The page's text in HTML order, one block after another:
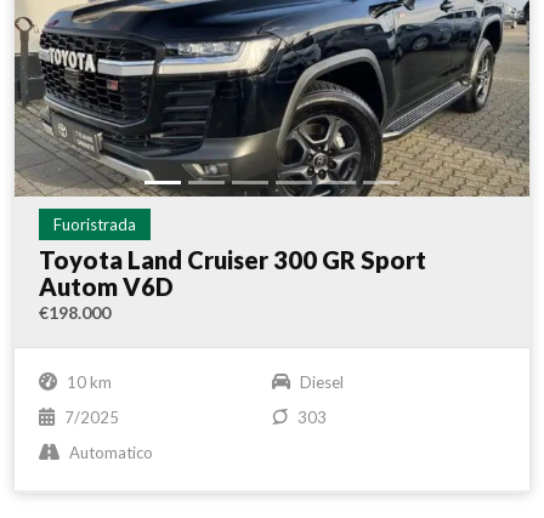
Fuoristrada
Toyota Land Cruiser 300 GR Sport
Autom V6D
€198.000
10 km
Diesel
7/2025
303
Automatico